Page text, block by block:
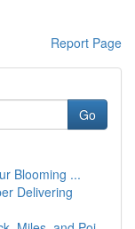
Report Page
Go
Blooming ...
Delivering